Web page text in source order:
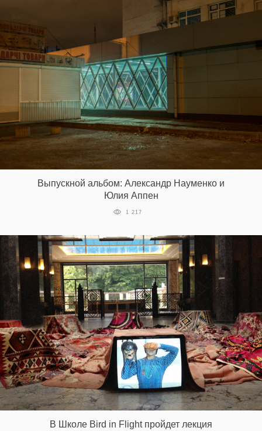
Выпускной альбом: Александр Науменко и
Юлия Аппен
1 217
В Школе Bird in Flight пройдет лекция